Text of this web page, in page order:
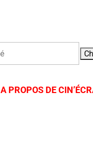
A PROPOS DE